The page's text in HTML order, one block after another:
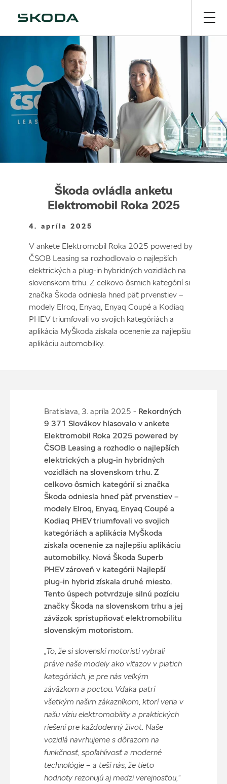
Škoda ovládla anketu
Elektromobil Roka 2025
4. apríla 2025
V ankete Elektromobil Roka 2025 powered by
ČSOB Leasing sa rozhodlovalo o najlepších
elektrických a plug-in hybridných vozidlách na
slovenskom trhu. Z celkovo ôsmich kategórií si
značka Škoda odniesla hneď päť prvenstiev –
modely Elroq, Enyaq, Enyaq Coupé a Kodiaq
PHEV triumfovali vo svojich kategóriách a
aplikácia MyŠkoda získala ocenenie za najlepšiu
aplikáciu automobilky.
Bratislava, 3. apríla 2025 - Rekordných
9 371 Slovákov hlasovalo v ankete
Elektromobil Roka 2025 powered by
ČSOB Leasing a rozhodlo o najlepších
elektrických a plug-in hybridných
vozidlách na slovenskom trhu. Z
celkovo ôsmich kategórií si značka
Škoda odniesla hneď päť prvenstiev –
modely Elroq, Enyaq, Enyaq Coupé a
Kodiaq PHEV triumfovali vo svojich
kategóriách a aplikácia MyŠkoda
získala ocenenie za najlepšiu aplikáciu
automobilky. Nová Škoda Superb
PHEV zároveň v kategórii Najlepší
plug-in hybrid získala druhé miesto.
Tento úspech potvrdzuje silnú pozíciu
značky Škoda na slovenskom trhu a jej
záväzok sprístupňovať elektromobilitu
slovenským motoristom.
„To, že si slovenskí motoristi vybrali
práve naše modely ako víťazov v piatich
kategóriách, je pre nás veľkým
záväzkom a poctou. Vďaka patrí
všetkým našim zákazníkom, ktorí veria v
našu víziu elektromobility a praktických
riešení pre každodenný život. Naše
vozidlá navrhujeme s dôrazom na
funkčnosť, spoľahlivosť a moderné
technológie – a teší nás, že tieto
hodnoty rezonujú aj medzi verejnosťou,“